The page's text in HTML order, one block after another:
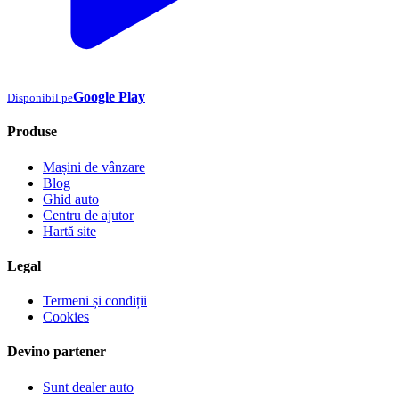
Disponibil peGoogle Play
Produse
Mașini de vânzare
Blog
Ghid auto
Centru de ajutor
Hartă site
Legal
Termeni și condiții
Cookies
Devino partener
Sunt dealer auto